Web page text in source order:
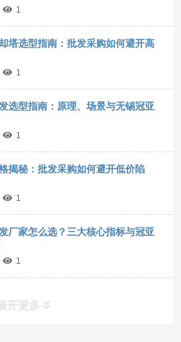
1
塔选型指南：批发采购如何避开高
1
选型指南：原理、场景与无锡冠亚
1
揭秘：批发采购如何避开低价陷
1
厂家怎么选？三大核心指标与冠亚
1
开更多